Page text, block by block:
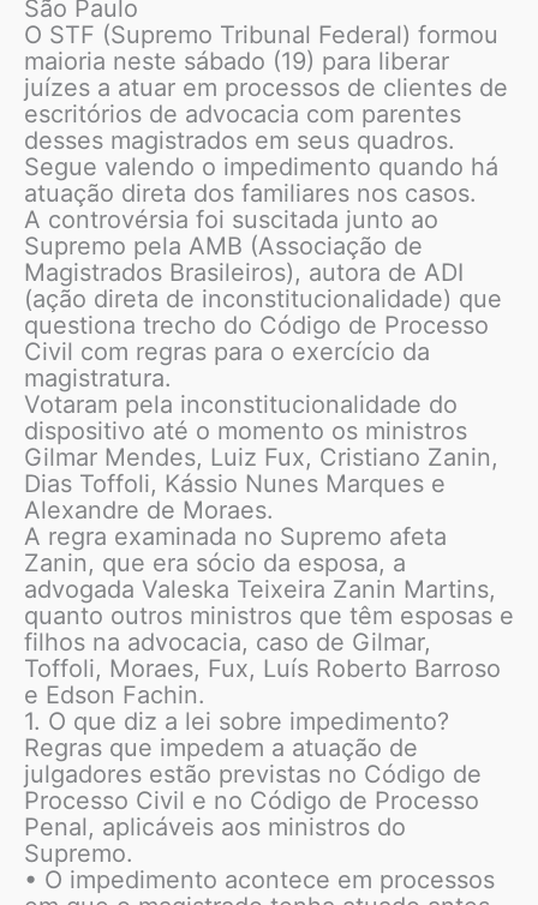
São Paulo
O STF (Supremo Tribunal Federal) formou
maioria neste sábado (19) para liberar
juízes a atuar em processos de clientes de
escritórios de advocacia com parentes
desses magistrados em seus quadros.
Segue valendo o impedimento quando há
atuação direta dos familiares nos casos.
A controvérsia foi suscitada junto ao
Supremo pela AMB (Associação de
Magistrados Brasileiros), autora de ADI
(ação direta de inconstitucionalidade) que
questiona trecho do Código de Processo
Civil com regras para o exercício da
magistratura.
Votaram pela inconstitucionalidade do
dispositivo até o momento os ministros
Gilmar Mendes, Luiz Fux, Cristiano Zanin,
Dias Toffoli, Kássio Nunes Marques e
Alexandre de Moraes.
A regra examinada no Supremo afeta
Zanin, que era sócio da esposa, a
advogada Valeska Teixeira Zanin Martins,
quanto outros ministros que têm esposas e
filhos na advocacia, caso de Gilmar,
Toffoli, Moraes, Fux, Luís Roberto Barroso
e Edson Fachin.
1. O que diz a lei sobre impedimento?
Regras que impedem a atuação de
julgadores estão previstas no Código de
Processo Civil e no Código de Processo
Penal, aplicáveis aos ministros do
Supremo.
• O impedimento acontece em processos